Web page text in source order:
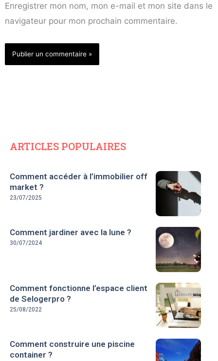
Enregistrer mon nom, mon e-mail et mon site dans le
navigateur pour mon prochain commentaire.
ARTICLES POPULAIRES
Comment accéder à l’immobilier off
market ?
23/07/2025
Comment jardiner avec la lune ?
30/07/2024
Comment fonctionne l’espace client
de Selogerpro ?
25/08/2022
Comment construire une piscine
container ?